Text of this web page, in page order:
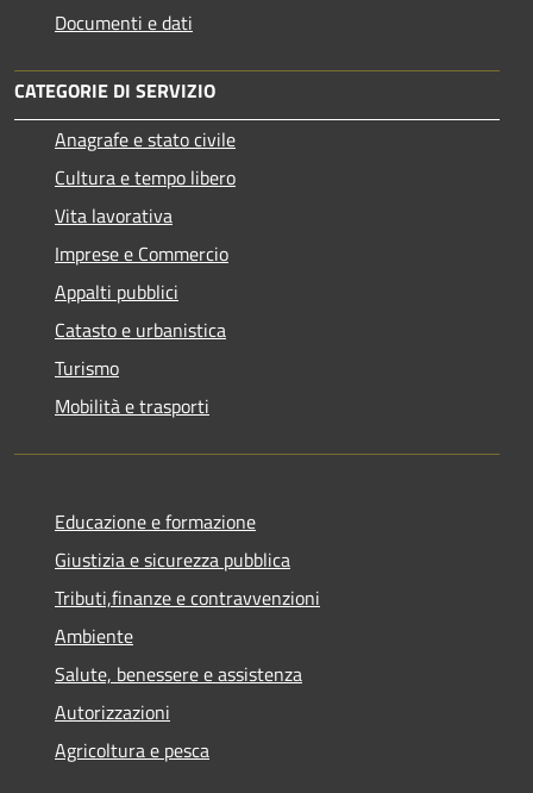
Documenti e dati
CATEGORIE DI SERVIZIO
Anagrafe e stato civile
Cultura e tempo libero
Vita lavorativa
Imprese e Commercio
Appalti pubblici
Catasto e urbanistica
Turismo
Mobilità e trasporti
Educazione e formazione
Giustizia e sicurezza pubblica
Tributi,finanze e contravvenzioni
Ambiente
Salute, benessere e assistenza
Autorizzazioni
Agricoltura e pesca